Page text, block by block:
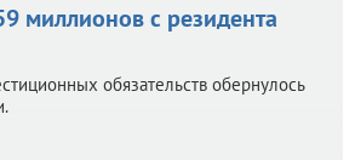
миллионов с резидента
обязательств обернулось